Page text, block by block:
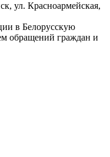
ул. Красноармейская,
в Белорусскую
обращений граждан и